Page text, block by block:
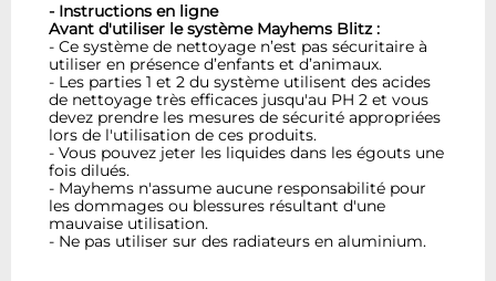
- Instructions en ligne
Avant d'utiliser le système Mayhems Blitz :
- Ce système de nettoyage n’est pas sécuritaire à
utiliser en présence d’enfants et d’animaux.
- Les parties 1 et 2 du système utilisent des acides
de nettoyage très efficaces jusqu'au PH 2 et vous
devez prendre les mesures de sécurité appropriées
lors de l'utilisation de ces produits.
- Vous pouvez jeter les liquides dans les égouts une
fois dilués.
- Mayhems n'assume aucune responsabilité pour
les dommages ou blessures résultant d'une
mauvaise utilisation.
- Ne pas utiliser sur des radiateurs en aluminium.